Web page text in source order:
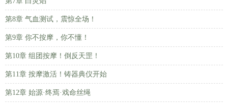
第8章 气血测试，震惊全场！
第9章 你不按摩，你不懂！
第10章 组团按摩！倒反天罡！
第11章 按摩激活！铸器典仪开始
第12章 始源·终焉·戏命丝绳